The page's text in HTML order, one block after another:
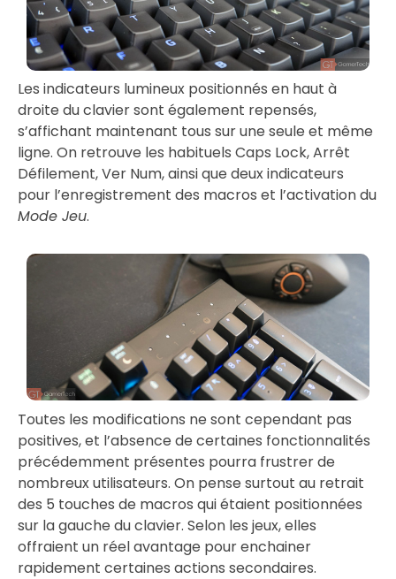
Les indicateurs lumineux positionnés en haut à
droite du clavier sont également repensés,
s’affichant maintenant tous sur une seule et même
ligne. On retrouve les habituels Caps Lock, Arrêt
Défilement, Ver Num, ainsi que deux indicateurs
pour l’enregistrement des macros et l’activation du
Mode Jeu.
Toutes les modifications ne sont cependant pas
positives, et l’absence de certaines fonctionnalités
précédemment présentes pourra frustrer de
nombreux utilisateurs. On pense surtout au retrait
des 5 touches de macros qui étaient positionnées
sur la gauche du clavier. Selon les jeux, elles
offraient un réel avantage pour enchainer
rapidement certaines actions secondaires.